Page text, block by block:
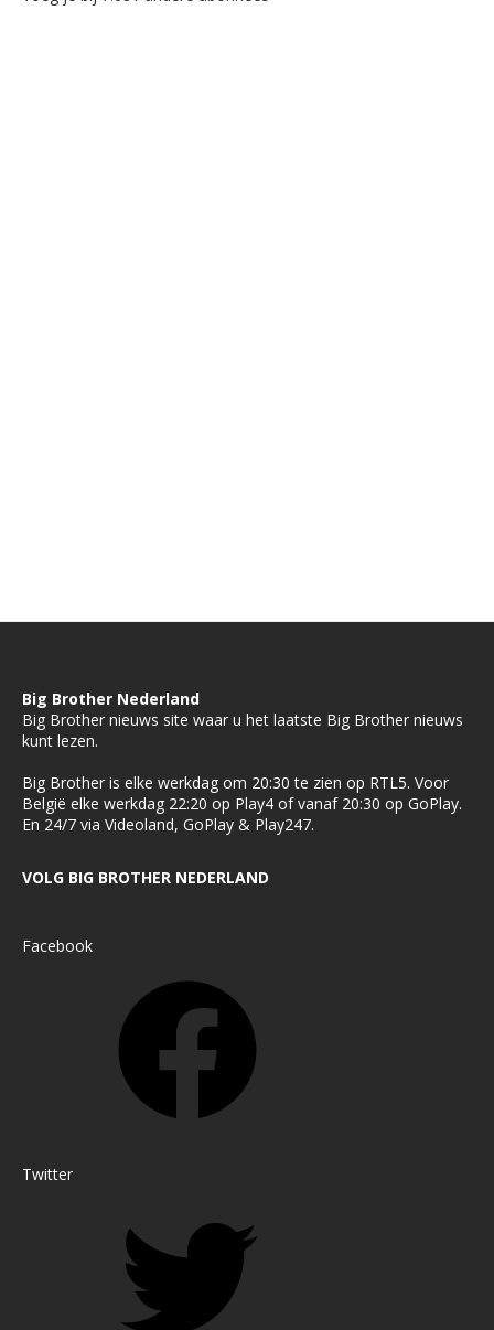
Big Brother Nederland
Big Brother nieuws site waar u het laatste Big Brother nieuws
kunt lezen.
Big Brother is elke werkdag om 20:30 te zien op RTL5. Voor
België elke werkdag 22:20 op Play4 of vanaf 20:30 op GoPlay.
En 24/7 via Videoland, GoPlay & Play247.
VOLG BIG BROTHER NEDERLAND
Facebook
Twitter